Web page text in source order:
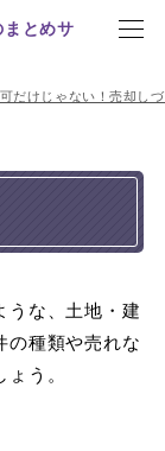
まとめサ
だけじゃない！売却し
うな、土地・建
の種類や売れな
う。